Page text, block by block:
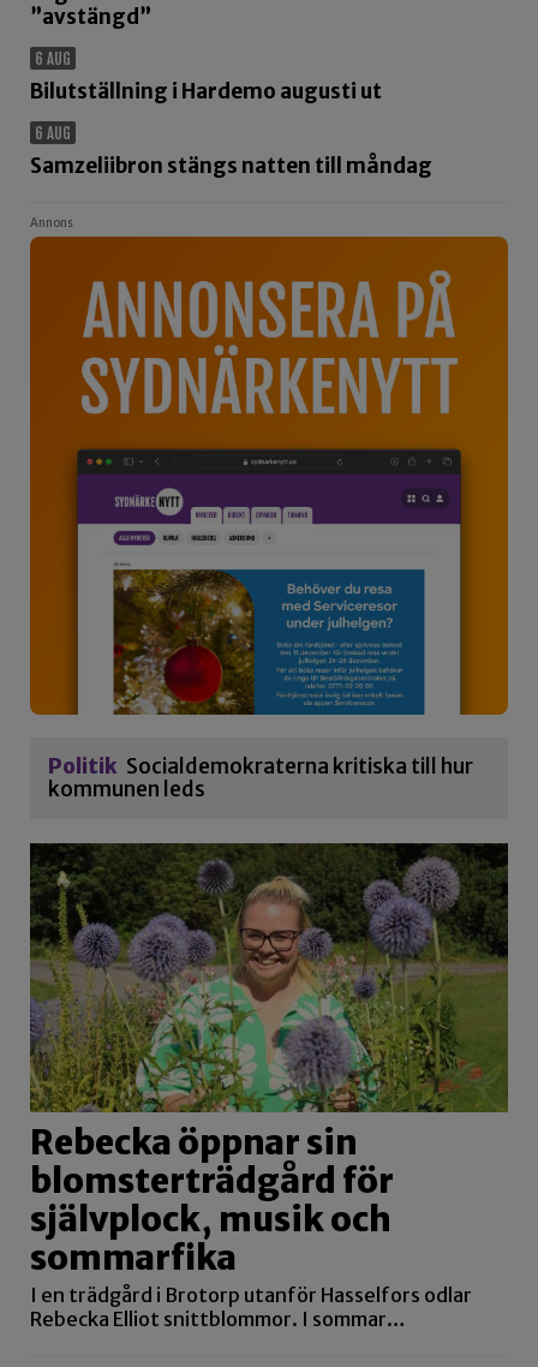
”avstängd”
6 AUG
Bilutställning i Hardemo augusti ut
6 AUG
Samzeliibron stängs natten till måndag
Annons
Politik Socialdemokraterna kritiska till hur
kommunen leds
Rebecka öppnar sin
blomsterträdgård för
självplock, musik och
sommarfika
I en trädgård i Brotorp utanför Hasselfors odlar
Rebecka Elliot snittblommor. I sommar…